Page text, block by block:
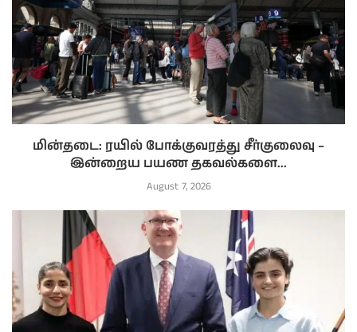
மின்தடை: ரயில் போக்குவரத்து சீர்குலைவு –
இன்றைய பயண தகவல்களை...
August 7, 2026